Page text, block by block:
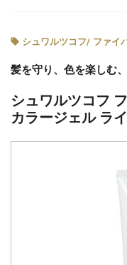
シュワルツコフ/ ファイ
髪を守り、色を楽しむ
シュワルツコフ
カラージェル ラ